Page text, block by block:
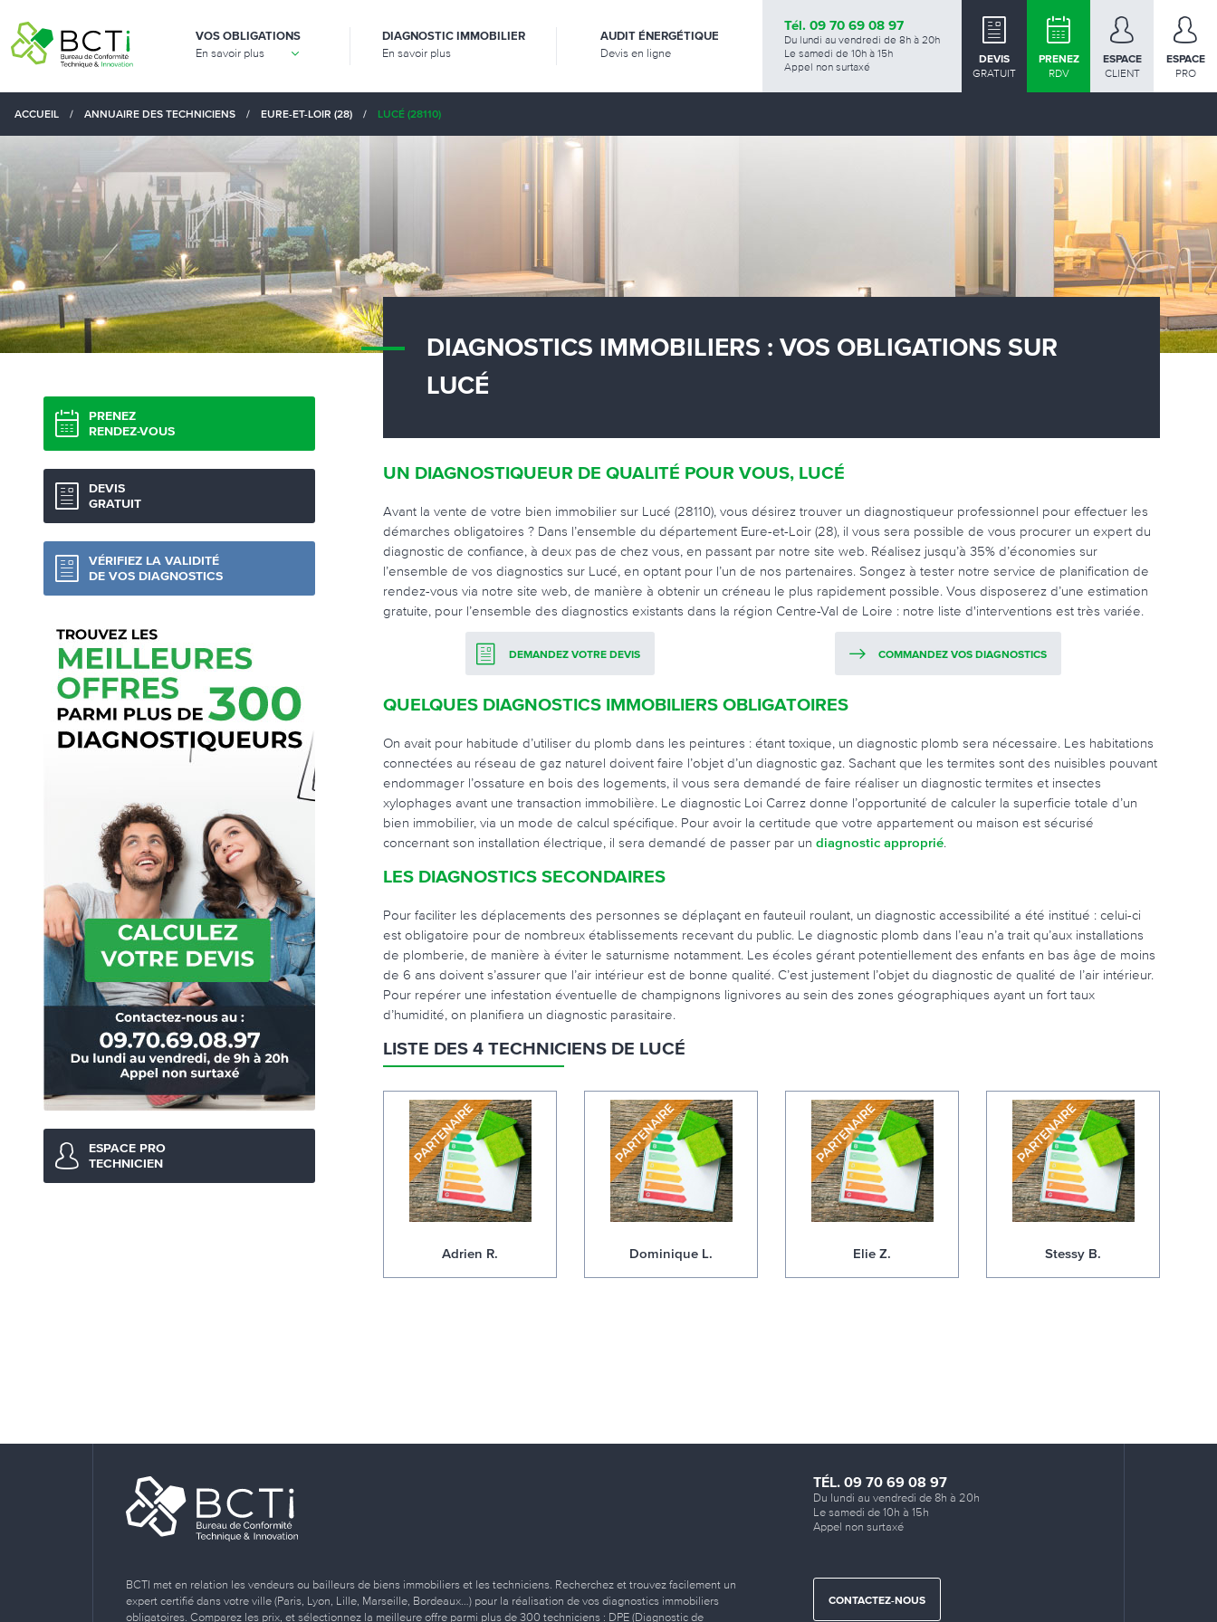
VOS OBLIGATIONS
En savoir plus
DIAGNOSTIC IMMOBILIER
En savoir plus
AUDIT ÉNERGÉTIQUE
Devis en ligne
Tél. 09 70 69 08 97
Du lundi au vendredi de 8h à 20h
Le samedi de 10h à 15h
Appel non surtaxé
DEVIS
GRATUIT
PRENEZ
RDV
ESPACE
CLIENT
ESPACE
PRO
ACCUEIL / ANNUAIRE DES TECHNICIENS / EURE-ET-LOIR (28) / LUCÉ (28110)
PRENEZ
RENDEZ-VOUS
DEVIS
GRATUIT
VÉRIFIEZ LA VALIDITÉ
DE VOS DIAGNOSTICS
ESPACE PRO
TECHNICIEN
DIAGNOSTICS IMMOBILIERS : VOS OBLIGATIONS SUR
LUCÉ
UN DIAGNOSTIQUEUR DE QUALITÉ POUR VOUS, LUCÉ
Avant la vente de votre bien immobilier sur Lucé (28110), vous désirez trouver un diagnostiqueur professionnel pour effectuer les
démarches obligatoires ? Dans l’ensemble du département Eure-et-Loir (28), il vous sera possible de vous procurer un expert du
diagnostic de confiance, à deux pas de chez vous, en passant par notre site web. Réalisez jusqu’à 35% d’économies sur
l’ensemble de vos diagnostics sur Lucé, en optant pour l’un de nos partenaires. Songez à tester notre service de planification de
rendez-vous via notre site web, de manière à obtenir un créneau le plus rapidement possible. Vous disposerez d’une estimation
gratuite, pour l’ensemble des diagnostics existants dans la région Centre-Val de Loire : notre liste d'interventions est très variée.
DEMANDEZ VOTRE DEVIS COMMANDEZ VOS DIAGNOSTICS
QUELQUES DIAGNOSTICS IMMOBILIERS OBLIGATOIRES
On avait pour habitude d’utiliser du plomb dans les peintures : étant toxique, un diagnostic plomb sera nécessaire. Les habitations
connectées au réseau de gaz naturel doivent faire l’objet d’un diagnostic gaz. Sachant que les termites sont des nuisibles pouvant
endommager l’ossature en bois des logements, il vous sera demandé de faire réaliser un diagnostic termites et insectes
xylophages avant une transaction immobilière. Le diagnostic Loi Carrez donne l’opportunité de calculer la superficie totale d’un
bien immobilier, via un mode de calcul spécifique. Pour avoir la certitude que votre appartement ou maison est sécurisé
concernant son installation électrique, il sera demandé de passer par un diagnostic approprié.
LES DIAGNOSTICS SECONDAIRES
Pour faciliter les déplacements des personnes se déplaçant en fauteuil roulant, un diagnostic accessibilité a été institué : celui-ci
est obligatoire pour de nombreux établissements recevant du public. Le diagnostic plomb dans l’eau n’a trait qu’aux installations
de plomberie, de manière à éviter le saturnisme notamment. Les écoles gérant potentiellement des enfants en bas âge de moins
de 6 ans doivent s’assurer que l’air intérieur est de bonne qualité. C’est justement l’objet du diagnostic de qualité de l’air intérieur.
Pour repérer une infestation éventuelle de champignons lignivores au sein des zones géographiques ayant un fort taux
d’humidité, on planifiera un diagnostic parasitaire.
LISTE DES 4 TECHNICIENS DE LUCÉ
Adrien R. Dominique L. Elie Z. Stessy B.
BCTI met en relation les vendeurs ou bailleurs de biens immobiliers et les techniciens. Recherchez et trouvez facilement un
expert certifié dans votre ville (Paris, Lyon, Lille, Marseille, Bordeaux…) pour la réalisation de vos diagnostics immobiliers
obligatoires. Comparez les prix, et sélectionnez la meilleure offre parmi plus de 300 techniciens : DPE (Diagnostic de
TÉL. 09 70 69 08 97
Du lundi au vendredi de 8h à 20h
Le samedi de 10h à 15h
Appel non surtaxé
CONTACTEZ-NOUS